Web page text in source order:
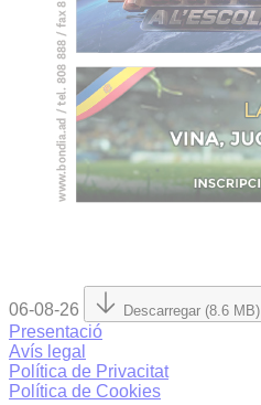
06-08-26 Descarregar (8.6 MB)
Presentació
Avís legal
Política de Privacitat
Política de Cookies